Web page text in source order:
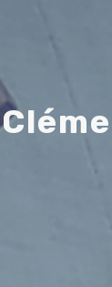
Cléme